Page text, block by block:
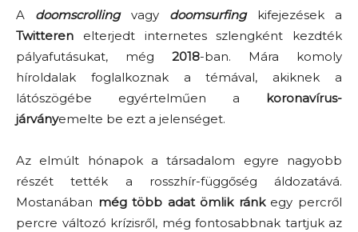
A doomscrollingvagy doomsurfingkifejezések a
Twitteren elterjedt internetes szlengként kezdték
pályafutásukat, még 2018-ban. Mára komoly
híroldalak foglalkoznak a témával, akiknek a
látószögébe egyértelműen a
koronavírus-
járványemelte be ezt a jelenséget.
Az elmúlt hónapok a társadalom egyre nagyobb
részét tették a rosszhír-függőség áldozatává.
Mostanában még több adat ömlik ránkegy percről
percre változó krízisről, még fontosabbnak tartjuk az